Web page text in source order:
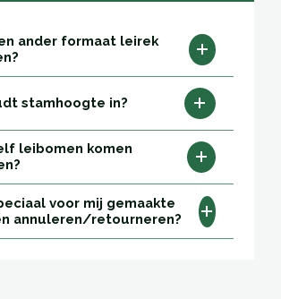
ander formaat leirek
stamhoogte in?
leibomen komen
voor mij gemaakte
annuleren/retourneren?